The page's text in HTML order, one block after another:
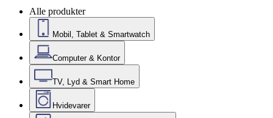
Alle produkter
Mobil, Tablet & Smartwatch
Computer & Kontor
TV, Lyd & Smart Home
Hvidevarer